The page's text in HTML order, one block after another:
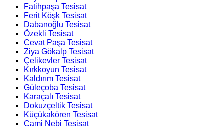
Fatihpaşa Tesisat
Ferit Köşk Tesisat
Dabanoğlu Tesisat
Özekli Tesisat
Cevat Paşa Tesisat
Ziya Gökalp Tesisat
Çelikevler Tesisat
Kırkkoyun Tesisat
Kaldırım Tesisat
Güleçoba Tesisat
Karaçalı Tesisat
Dokuzçeltik Tesisat
Küçükakören Tesisat
Cami Nebi Tesisat